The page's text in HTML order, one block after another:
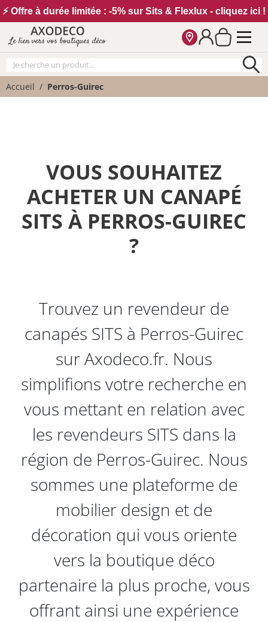
⚡ Offre à durée limitée : -5% sur Sits & Flexlux - cliquez ici !
Le lien vers vos boutiques déco
Accueil Perros-Guirec
VOUS SOUHAITEZ
ACHETER UN CANAPÉ
SITS À PERROS-GUIREC
?
Trouvez un revendeur de
canapés SITS à Perros-Guirec
sur Axodeco.fr. Nous
simplifions votre recherche en
vous mettant en relation avec
les revendeurs SITS dans la
région de Perros-Guirec. Nous
sommes une plateforme de
mobilier design et de
décoration qui vous oriente
vers la boutique déco
partenaire la plus proche, vous
offrant ainsi une expérience
Vos paramètres cookies